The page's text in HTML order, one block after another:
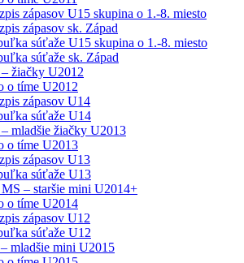
zápasov U15 skupina o 1.-8. miesto
zápasov sk. Západ
súťaže U15 skupina o 1.-8. miesto
súťaže sk. Západ
žiačky U2012
o tíme U2012
zápasov U14
súťaže U14
mladšie žiačky U2013
o tíme U2013
zápasov U13
súťaže U13
– staršie mini U2014+
o tíme U2014
zápasov U12
súťaže U12
mladšie mini U2015